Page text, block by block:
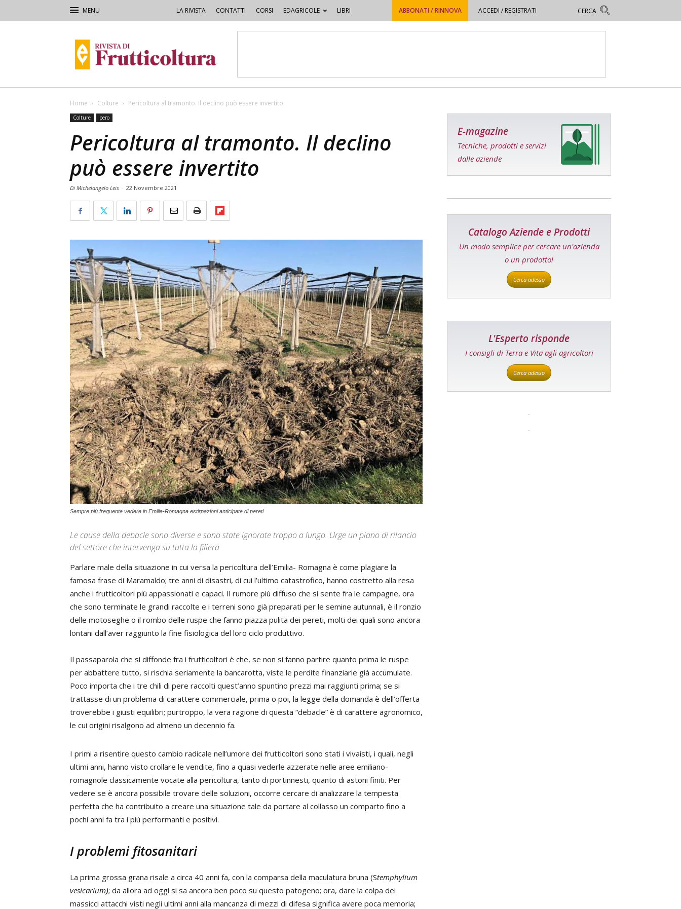
LA RIVISTA CONTATTI CORSI EDAGRICOLE LIBRI ABBONATI / RINNOVA ACCEDI / REGISTRATI
di
Frutticoltura
Home Colture Pericoltura al tramonto. Il declino può essere invertito
Colture pero
Pericoltura al tramonto. Il declino
può essere invertito
Di Michelangelo Leis - 22 Novembre 2021
Sempre più frequente vedere in Emilia-Romagna estirpazioni anticipate di pereti
Le cause della debacle sono diverse e sono state ignorate troppo a lungo. Urge un piano di rilancio
del settore che intervenga su tutta la filiera
Parlare male della situazione in cui versa la pericoltura dell’Emilia- Romagna è come plagiare la
famosa frase di Maramaldo; tre anni di disastri, di cui l’ultimo catastrofico, hanno costretto alla resa
anche i frutticoltori più appassionati e capaci. Il rumore più diffuso che si sente fra le campagne, ora
che sono terminate le grandi raccolte e i terreni sono già preparati per le semine autunnali, è il ronzio
delle motoseghe o il rombo delle ruspe che fanno piazza pulita dei pereti, molti dei quali sono ancora
lontani dall’aver raggiunto la fine fisiologica del loro ciclo produttivo.
Il passaparola che si diffonde fra i frutticoltori è che, se non si fanno partire quanto prima le ruspe
per abbattere tutto, si rischia seriamente la bancarotta, viste le perdite finanziarie già accumulate.
Poco importa che i tre chili di pere raccolti quest’anno spuntino prezzi mai raggiunti prima; se si
trattasse di un problema di carattere commerciale, prima o poi, la legge della domanda è dell’offerta
troverebbe i giusti equilibri; purtroppo, la vera ragione di questa “debacle” è di carattere agronomico,
le cui origini risalgono ad almeno un decennio fa.
I primi a risentire questo cambio radicale nell’umore dei frutticoltori sono stati i vivaisti, i quali, negli
ultimi anni, hanno visto crollare le vendite, fino a quasi vederle azzerate nelle aree emiliano-
romagnole classicamente vocate alla pericoltura, tanto di portinnesti, quanto di astoni finiti. Per
vedere se è ancora possibile trovare delle soluzioni, occorre cercare di analizzare la tempesta
perfetta che ha contribuito a creare una situazione tale da portare al collasso un comparto fino a
pochi anni fa tra i più performanti e positivi.
I problemi fitosanitari
La prima grossa grana risale a circa 40 anni fa, con la comparsa della maculatura bruna (Stemphylium
vesicarium); da allora ad oggi si sa ancora ben poco su questo patogeno; ora, dare la colpa dei
massicci attacchi visti negli ultimi anni alla mancanza di mezzi di difesa significa avere poca memoria;
E-magazine
Tecniche, prodotti e servizi
dalle aziende
Catalogo Aziende e Prodotti
Un modo semplice per cercare un'azienda
o un prodotto!
Cerca adesso
L'Esperto risponde
I consigli di Terra e Vita agli agricoltori
Cerca adesso